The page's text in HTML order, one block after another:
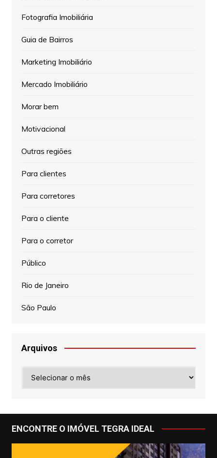
Fotografia Imobiliária
Guia de Bairros
Marketing Imobiliário
Mercado Imobiliário
Morar bem
Motivacional
Outras regiões
Para clientes
Para corretores
Para o cliente
Para o corretor
Público
Rio de Janeiro
São Paulo
Arquivos
ENCONTRE O IMÓVEL TEGRA IDEAL